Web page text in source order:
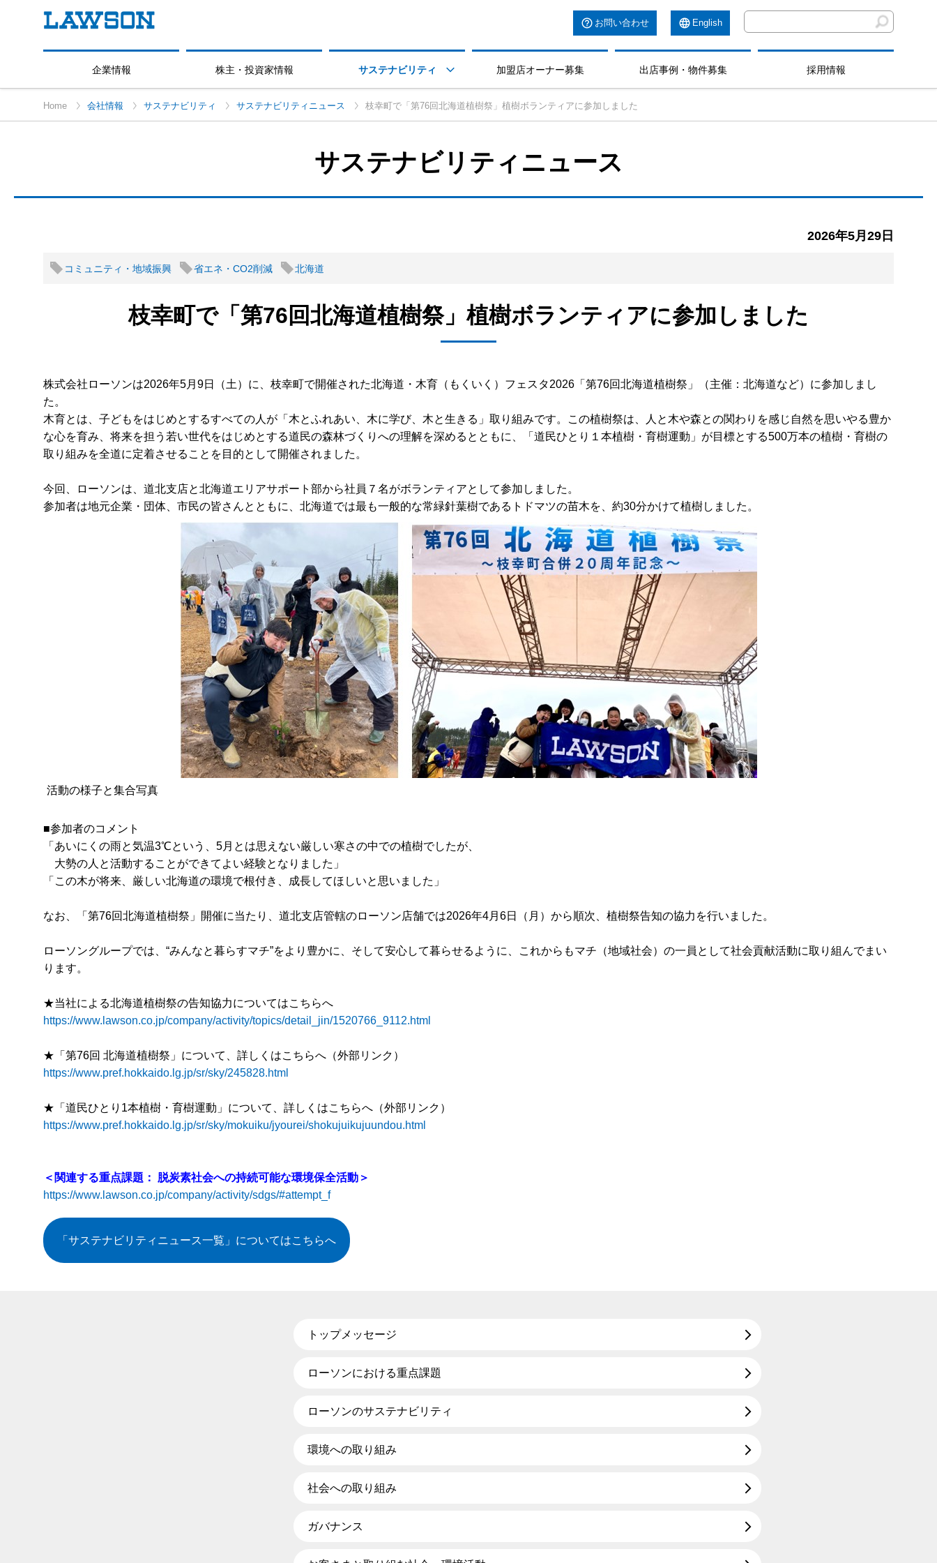
お問い合わせ English
企業情報 株主・投資家情報 サステナビリティ  加盟店オーナー募集 出店事例・物件募集 採用情報
Home 会社情報 サステナビリティ サステナビリティニュース 枝幸町で「第76回北海道植樹祭」植樹ボランティアに参加しました
サステナビリティニュース
2026年5月29日
コミュニティ・地域振興 省エネ・CO2削減 北海道
枝幸町で「第76回北海道植樹祭」植樹ボランティアに参加しました
株式会社ローソンは2026年5月9日（土）に、枝幸町で開催された北海道・木育（もくいく）フェスタ2026「第76回北海道植樹祭」（主催：北海道など）に参加しまし
た。
木育とは、子どもをはじめとするすべての人が「木とふれあい、木に学び、木と生きる」取り組みです。この植樹祭は、人と木や森との関わりを感じ自然を思いやる豊か
な心を育み、将来を担う若い世代をはじめとする道民の森林づくりへの理解を深めるとともに、「道民ひとり１本植樹・育樹運動」が目標とする500万本の植樹・育樹の
取り組みを全道に定着させることを目的として開催されました。
今回、ローソンは、道北支店と北海道エリアサポート部から社員７名がボランティアとして参加しました。
参加者は地元企業・団体、市民の皆さんとともに、北海道では最も一般的な常緑針葉樹であるトドマツの苗木を、約30分かけて植樹しました。
活動の様子と集合写真
■参加者のコメント
「あいにくの雨と気温3℃という、5月とは思えない厳しい寒さの中での植樹でしたが、
大勢の人と活動することができてよい経験となりました」
「この木が将来、厳しい北海道の環境で根付き、成長してほしいと思いました」
なお、「第76回北海道植樹祭」開催に当たり、道北支店管轄のローソン店舗では2026年4月6日（月）から順次、植樹祭告知の協力を行いました。
ローソングループでは、“みんなと暮らすマチ”をより豊かに、そして安心して暮らせるように、これからもマチ（地域社会）の一員として社会貢献活動に取り組んでまい
ります。
★当社による北海道植樹祭の告知協力についてはこちらへ
https://www.lawson.co.jp/company/activity/topics/detail_jin/1520766_9112.html
★「第76回 北海道植樹祭」について、詳しくはこちらへ（外部リンク）
https://www.pref.hokkaido.lg.jp/sr/sky/245828.html
★「道民ひとり1本植樹・育樹運動」について、詳しくはこちらへ（外部リンク）
https://www.pref.hokkaido.lg.jp/sr/sky/mokuiku/jyourei/shokujuikujuundou.html
＜関連する重点課題： 脱炭素社会への持続可能な環境保全活動＞
https://www.lawson.co.jp/company/activity/sdgs/#attempt_f
「サステナビリティニュース一覧」 についてはこちらへ
トップメッセージ
ローソンにおける重点課題
ローソンのサステナビリティ
環境への取り組み
社会への取り組み
ガバナンス